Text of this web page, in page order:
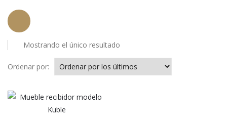
Mostrando el único resultado
Ordenar por: